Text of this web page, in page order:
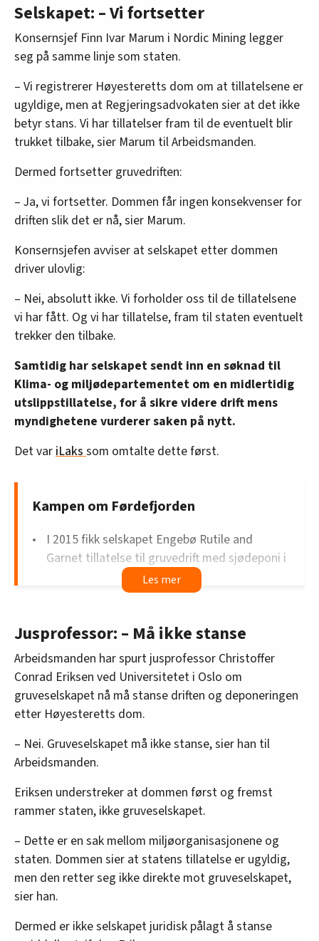
Selskapet: – Vi fortsetter
Konsernsjef Finn Ivar Marum i Nordic Mining legger
seg på samme linje som staten.
– Vi registrerer Høyesteretts dom om at tillatelsene er
ugyldige, men at Regjeringsadvokaten sier at det ikke
betyr stans. Vi har tillatelser fram til de eventuelt blir
trukket tilbake, sier Marum til Arbeidsmanden.
Dermed fortsetter gruvedriften:
– Ja, vi fortsetter. Dommen får ingen konsekvenser for
driften slik det er nå, sier Marum.
Konsernsjefen avviser at selskapet etter dommen
driver ulovlig:
– Nei, absolutt ikke. Vi forholder oss til de tillatelsene
vi har fått. Og vi har tillatelse, fram til staten eventuelt
trekker den tilbake.
Samtidig har selskapet sendt inn en søknad til
Klima- og miljødepartementet om en midlertidig
utslippstillatelse, for å sikre videre drift mens
myndighetene vurderer saken på nytt.
Det variLakssom omtalte dette først.
Kampen om Førdefjorden
I 2015 fikk selskapet Engebø Rutile and
Garnet tillatelse til gruvedrift med sjødeponi i
Førdefjorden etter forurensningsloven.
Driftskonsesjon kom i 2020.
gikk til sak mot staten, blant annet med
henvisning til EUs vanndirektiv.
Statenvant i tingretten, mentapte i
lagmannsretten – oganket til Høyesterett.
Høyesterett slo fast 17. juni 2026 at
tillatelsen til deponi er ugyldig
Miljøorganisasjonene mener deponering i
Regjeringsadvokaten mener dommen ikke
betyr automatisk stans, fordi den retter seg
mot staten – ikke selskapet.
Nordic Mining fortsetter derfor driften, og
sier de har gyldige tillatelser fram til staten
eventuelt trekker dem tilbake.
Jusprofessor: – Må ikke stanse
Arbeidsmanden har spurt jusprofessor Christoffer
Conrad Eriksen ved Universitetet i Oslo om
gruveselskapet nå må stanse driften og deponeringen
etter Høyesteretts dom.
– Nei. Gruveselskapet må ikke stanse, sier han til
Arbeidsmanden.
Eriksen understreker at dommen først og fremst
rammer staten, ikke gruveselskapet.
– Dette er en sak mellom miljøorganisasjonene og
staten. Dommen sier at statens tillatelse er ugyldig,
men den retter seg ikke direkte mot gruveselskapet,
sier han.
Dermed er ikke selskapet juridisk pålagt å stanse